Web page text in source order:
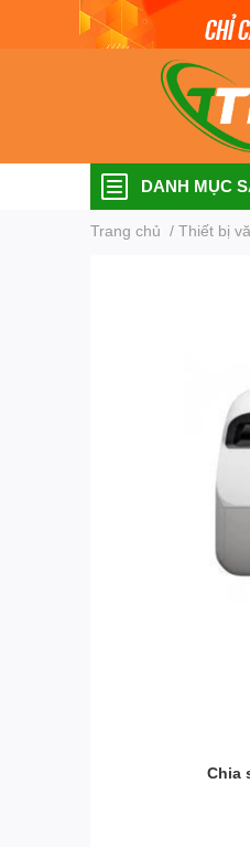
DANH MỤC
Trang chủ / Thiết bị
Chia